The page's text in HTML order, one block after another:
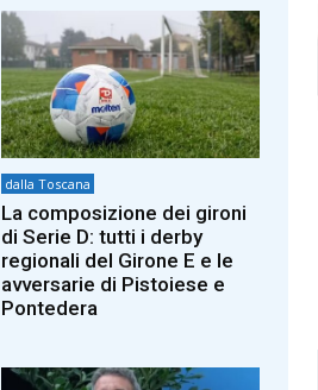
dalla Toscana
La composizione dei gironi
di Serie D: tutti i derby
regionali del Girone E e le
avversarie di Pistoiese e
Pontedera